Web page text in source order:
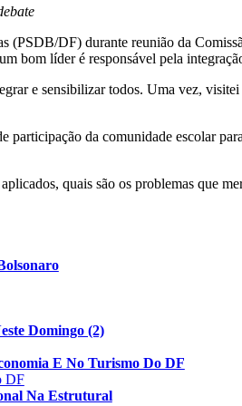
DF) durante reunião da
bom líder é responsável pela
e sensibilizar todos. Uma vez,
da comunidade escolar
quais são os problemas que
Domingo (2)
E No Turismo Do DF
DF
Na Estrutural